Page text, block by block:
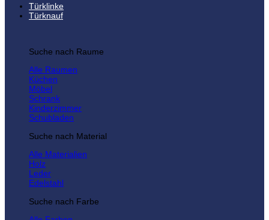
Türklinke
Türknauf
Suche nach Raume
Alle Raumen
Küchen
Möbel
Schrank
Kinderzimmer
Schubladen
Suche nach Material
Alle Materialien
Holz
Leder
Edelstahl
Suche nach Farbe